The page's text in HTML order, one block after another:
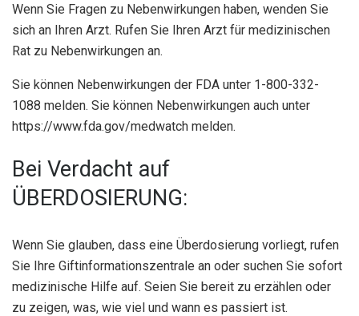
Wenn Sie Fragen zu Nebenwirkungen haben, wenden Sie
sich an Ihren Arzt. Rufen Sie Ihren Arzt für medizinischen
Rat zu Nebenwirkungen an.
Sie können Nebenwirkungen der FDA unter 1-800-332-
1088 melden. Sie können Nebenwirkungen auch unter
https://www.fda.gov/medwatch melden.
Bei Verdacht auf
ÜBERDOSIERUNG:
Wenn Sie glauben, dass eine Überdosierung vorliegt, rufen
Sie Ihre Giftinformationszentrale an oder suchen Sie sofort
medizinische Hilfe auf. Seien Sie bereit zu erzählen oder
zu zeigen, was, wie viel und wann es passiert ist.